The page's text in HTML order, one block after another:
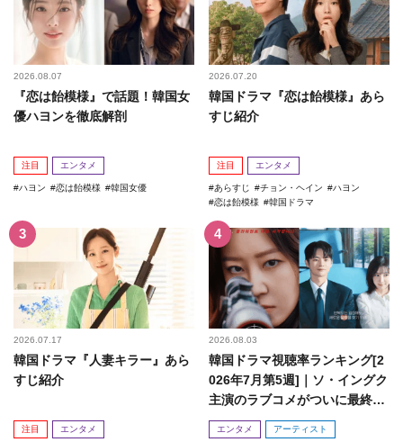
2026.08.07
『恋は飴模様』で話題！韓国女
優ハヨンを徹底解剖
注目 エンタメ
ハヨン 恋は飴模様 韓国女優
2026.07.20
韓国ドラマ『恋は飴模様』あら
すじ紹介
注目 エンタメ
あらすじ チョン・ヘイン
ハヨン
恋は飴模様
韓国ドラマ
2026.07.17
韓国ドラマ『人妻キラー』あら
すじ紹介
注目 エンタメ
2026.08.03
韓国ドラマ視聴率ランキング[2
026年7月第5週]｜ソ・イングク
主演のラブコメがついに最終
回！
エンタメ アーティスト